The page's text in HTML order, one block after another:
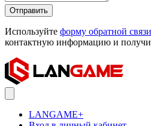
Отправить
Используйте форму обратной связи
контактную информацию и
LANGAME+